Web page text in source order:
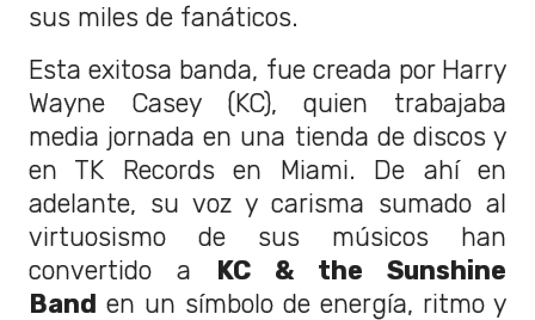
sus miles de fanáticos.
Esta exitosa banda, fue creada por Harry
Wayne Casey (KC), quien trabajaba
media jornada en una tienda de discos y
en TK Records en Miami. De ahí en
adelante, su voz y carisma sumado al
virtuosismo de sus músicos han
convertido a KC & the Sunshine
Band en un símbolo de energía, ritmo y